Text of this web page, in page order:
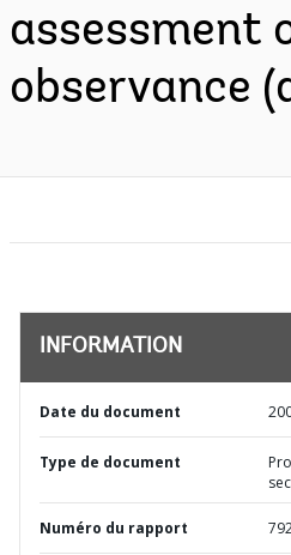
assessment
observance
INFORMATION
Date du document
Type de document
Numéro du rapport